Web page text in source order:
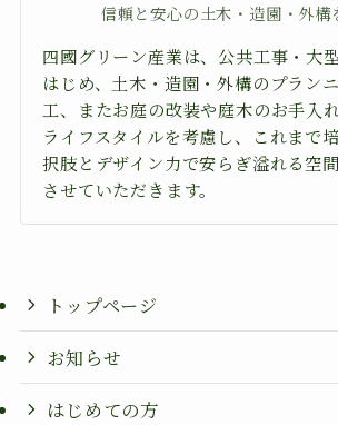
信頼と安心の土木・造園・外構
四國グリーン産業は、公共工事・大
はじめ、土木・造園・外構のプラン
工、またお庭の改装や庭木のお手入
ライフスタイルを考慮し、これまで
択肢とデザイン力で安らぎ溢れる空
させていただきます。
トップページ
お知らせ
はじめての方